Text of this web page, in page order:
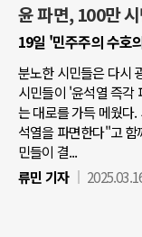
윤 파면, 100만
19일 '민주주의 수호
분노한 시민들은 다시
시민들이 '윤석열 즉각
는 대로를 가득 메웠다
석열을 파면한다"고 함
민들이 결...
류민 기자